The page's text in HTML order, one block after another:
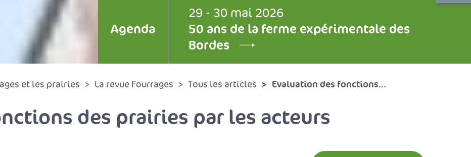
Agenda
29 - 30 mai 2026
50 ans de la ferme expérimentale des
Bordes
et les prairies La revue Fourrages Tous les articles Evaluation des fonctions...
des prairies par les acteurs